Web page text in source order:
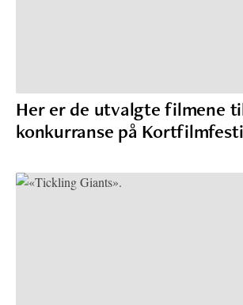
Her er de utvalgte filmene
konkurranse på